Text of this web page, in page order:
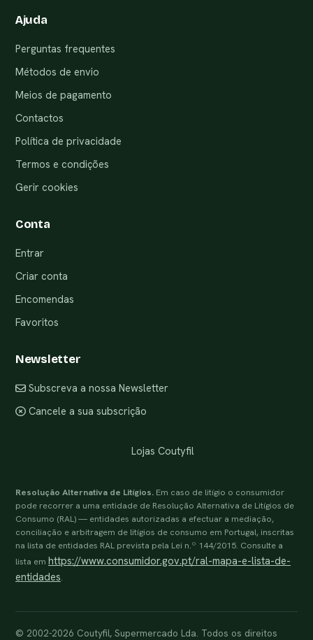
Ajuda
Perguntas frequentes
Métodos de envio
Meios de pagamento
Contactos
Política de privacidade
Termos e condições
Gerir cookies
Conta
Entrar
Criar conta
Encomendas
Favoritos
Newsletter
Subscreva a nossa Newsletter
Cancele a sua subscrição
Lojas Coutyfil
Resolução Alternativa de Litígios. Em caso de litígio o consumidor
pode recorrer a uma entidade de Resolução Alternativa de Litígios de
Consumo (RAL) — entidades autorizadas a efectuar a mediação,
conciliação e arbitragem de litígios de consumo em Portugal, inscritas
na lista de entidades RAL prevista pela Lei n.º 144/2015. Consulte a
lista em https://www.consumidor.gov.pt/ral-mapa-e-lista-de-
entidades.
© 2002-2026 Coutyfil, Supermercado Lda. Todos os direitos